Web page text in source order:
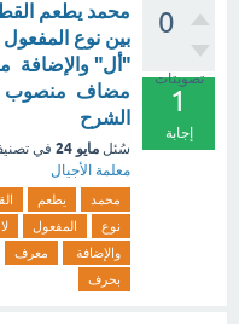
0
تصويتات
1
إجابة
محمد يطعم
‏بين نوع
"أل" والإضافة
مضاف منصوب
الشرح
سُئل مايو 24 في
معلمة الأجيال
محمد يطعم
نوع
المفعول
والإضافة
معرف
بحرف